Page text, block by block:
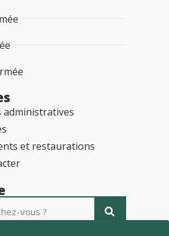
administratives
et restaurations